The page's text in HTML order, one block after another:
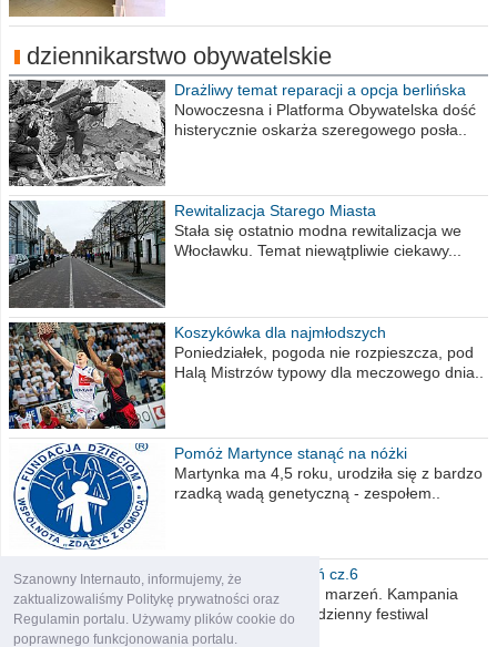
Szanowny Internauto, informujemy, że
zaktualizowaliśmy Politykę prywatności oraz
Regulamin portalu. Używamy plików cookie do
poprawnego funkcjonowania portalu.
dziennikarstwo obywatelskie
Drażliwy temat reparacji a opcja berlińska
Nowoczesna i Platforma Obywatelska dość
histerycznie oskarża szeregowego posła..
Rewitalizacja Starego Miasta
Stała się ostatnio modna rewitalizacja we
Włocławku. Temat niewątpliwie ciekawy...
Koszykówka dla najmłodszych
Poniedziałek, pogoda nie rozpieszcza, pod
Halą Mistrzów typowy dla meczowego dnia..
Pomóż Martynce stanąć na nóżki
Martynka ma 4,5 roku, urodziła się z bardzo
rzadką wadą genetyczną - zespołem..
Polska moich marzeń cz.6
Nadszedł kres moich marzeń. Kampania
wyborcza czyli niecodzienny festiwal
obietnic,..